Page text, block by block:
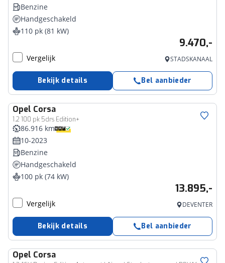
Benzine
Handgeschakeld
110 pk (81 kW)
9.470,-
Vergelijk STADSKANAAL
Bekijk details Bel aanbieder
Opel Corsa
1.2 100 pk 5drs Edition+
86.916 km
10-2023
Benzine
Handgeschakeld
100 pk (74 kW)
13.895,-
Vergelijk DEVENTER
Bekijk details Bel aanbieder
Opel Corsa